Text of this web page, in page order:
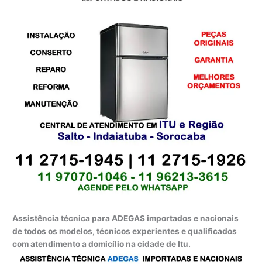
Assistência técnica para ADEGAS importados e nacionais
de todos os modelos, técnicos experientes e qualificados
com atendimento a domicílio na cidade de Itu.